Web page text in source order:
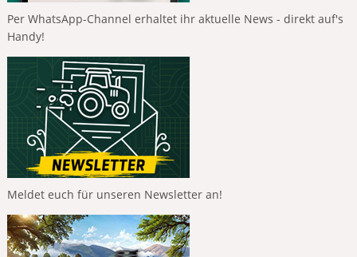
Per WhatsApp-Channel erhaltet ihr aktuelle News - direkt auf's
Handy!
Meldet euch für unseren Newsletter an!